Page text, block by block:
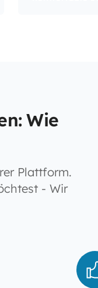
Wie
Plattform.
- Wir